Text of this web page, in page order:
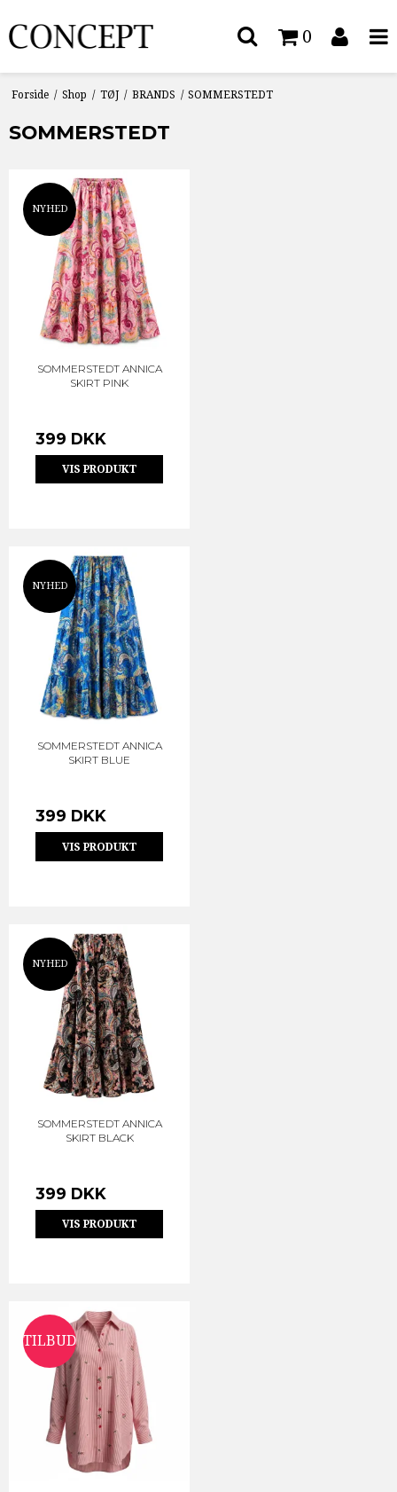
0
Forside / Shop / TØJ / BRANDS / SOMMERSTEDT
SOMMERSTEDT
NYHED
SOMMERSTEDT ANNICA
SKIRT PINK
399 DKK
VIS PRODUKT
NYHED
SOMMERSTEDT ANNICA
SKIRT BLUE
399 DKK
VIS PRODUKT
NYHED
SOMMERSTEDT ANNICA
SKIRT BLACK
399 DKK
VIS PRODUKT
TILBUD